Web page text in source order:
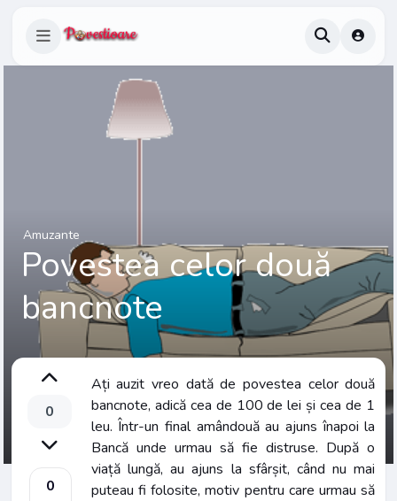
Amuzante
Povestea celor două
bancnote
0
0
Ați auzit vreo dată de povestea celor două
bancnote, adică cea de 100 de lei și cea de 1
leu. Într-un final amândouă au ajuns înapoi la
Bancă unde urmau să fie distruse. După o
viață lungă, au ajuns la sfârșit, când nu mai
puteau fi folosite, motiv pentru care urmau să